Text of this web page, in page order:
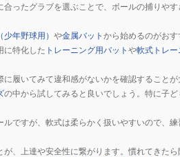
ったグラブを選ぶことで、ボールの捕りや
年野球用） や金属バット から始めるのがお
に特化した トレーニング用バット や軟式トレー
履いてみて違和感がないかを確認すること
の中から試してみると良いでしょう。特に子
ですが、軟式は柔らかく扱いやすいので、
、上達や安全性に繋がります。慣れてきた